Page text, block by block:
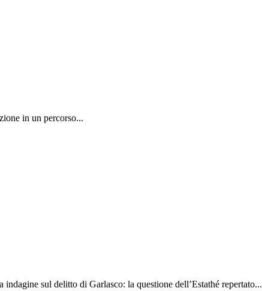
in un percorso...
sul delitto di Garlasco: la questione dell’Estathé repertato...